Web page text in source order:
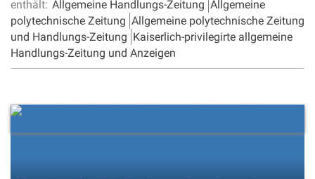
enthält: Allgemeine Handlungs-Zeitung Allgemeine
polytechnische Zeitung Allgemeine polytechnische Zeitung
und Handlungs-Zeitung Kaiserlich-privilegirte allgemeine
Handlungs-Zeitung und Anzeigen